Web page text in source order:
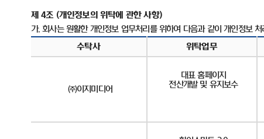
제 4조 (개인정보의 위탁에 관한 사항)
가.회사는 원활한 개인정보 업무처리를 위하여 다음과 같이 개인정보
수탁사
위탁업무
㈜이지미디어
대표 홈페이지
전산개발 및 유지보수